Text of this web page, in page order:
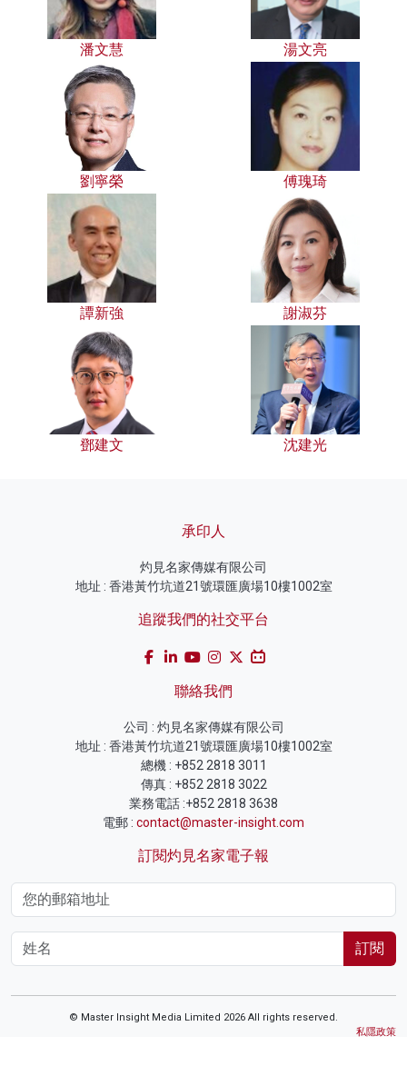
潘文慧 湯文亮
劉寧榮 傅瑰琦
譚新強 謝淑芬
鄧建文 沈建光
承印人
灼見名家傳媒有限公司
地址 : 香港黃竹坑道21號環匯廣場10樓1002室
追蹤我們的社交平台
聯絡我們
公司 : 灼見名家傳媒有限公司
地址 : 香港黃竹坑道21號環匯廣場10樓1002室
總機 : +852 2818 3011
傳真 : +852 2818 3022
業務電話 :+852 2818 3638
電郵 : contact@master-insight.com
訂閱灼見名家電子報
訂閱
© Master Insight Media Limited 2026 All rights reserved.
私隱政策